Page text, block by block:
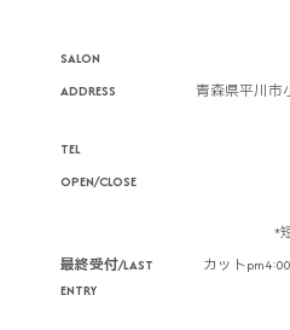
SALON
ADDRESS
青森県平川市
TEL
OPEN/CLOSE
*
最終受付/LAST
ENTRY
カット